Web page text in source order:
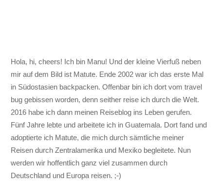
Hola, hi, cheers! Ich bin Manu! Und der kleine Vierfuß neben
mir auf dem Bild ist Matute. Ende 2002 war ich das erste Mal
in Südostasien backpacken. Offenbar bin ich dort vom travel
bug gebissen worden, denn seither reise ich durch die Welt.
2016 habe ich dann meinen Reiseblog ins Leben gerufen.
Fünf Jahre lebte und arbeitete ich in Guatemala. Dort fand und
adoptierte ich Matute, die mich durch sämtliche meiner
Reisen durch Zentralamerika und Mexiko begleitete. Nun
werden wir hoffentlich ganz viel zusammen durch
Deutschland und Europa reisen. ;-)